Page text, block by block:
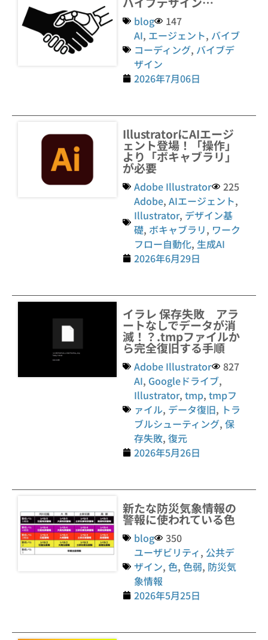
blog
147
AI, エージェント, バイブ
コーディング, バイブデ
ザイン
2026年7月06日
IllustratorにAIエージ
ェント登場！「操作」
より「ボキャブラリ」
が必要
Adobe Illustrator
225
Adobe,AIエージェント,
Illustrator, デザイン基
礎, ボキャブラリ, ワーク
フロー自動化, 生成AI
2026年6月29日
イラレ 保存失敗 アラ
ートなしでデータが消
滅！？.tmpファイルか
ら完全復旧する手順
Adobe Illustrator
827
AI, Googleドライブ,
Illustrator,tmp,tmpフ
ァイル, データ復旧, トラ
ブルシューティング,保
存失敗,復元
2026年5月26日
新たな防災気象情報の
警報に使われている色
blog
350
ユーザビリティ, 公共デ
ザイン,色,色弱, 防災気
象情報
2026年5月25日